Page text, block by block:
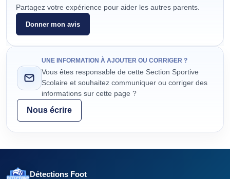
Partagez votre expérience pour aider les autres parents.
Donner mon avis
UNE INFORMATION À AJOUTER OU CORRIGER ?
Vous êtes responsable de cette Section Sportive
Scolaire et souhaitez communiquer ou corriger des
informations sur cette page ?
Nous écrire
Détections Foot